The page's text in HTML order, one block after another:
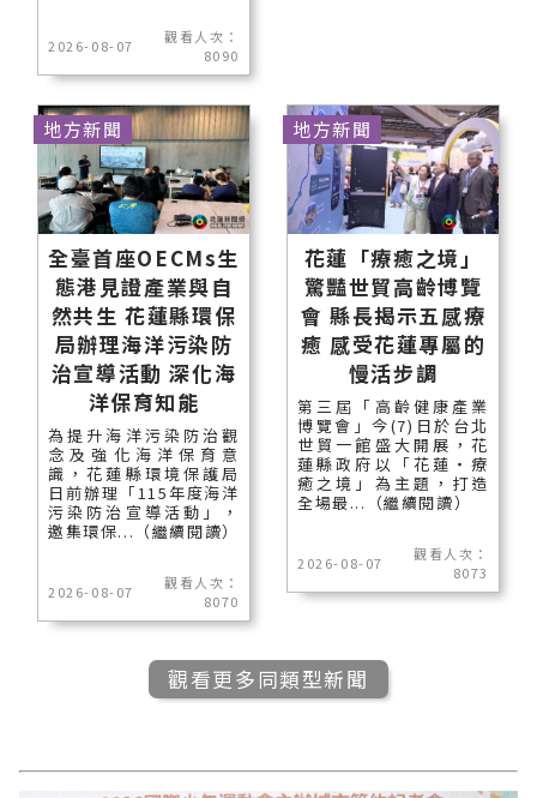
2026-08-07
觀看人次：
8090
全臺首座OECMs生
態港見證產業與自
然共生 花蓮縣環保
局辦理海洋污染防
治宣導活動 深化海
洋保育知能
為提升海洋污染防治觀
念及強化海洋保育意
識，花蓮縣環境保護局
日前辦理「115年度海洋
污染防治宣導活動」，
邀集環保...（繼續閱讀）
2026-08-07
觀看人次：
8070
地方新聞
花蓮「療癒之境」
驚豔世貿高齡博覽
會 縣長揭示五感療
癒 感受花蓮專屬的
慢活步調
第三屆「高齡健康產業
博覽會」今(7)日於台北
世貿一館盛大開展，花
蓮縣政府以「花蓮‧療
癒之境」為主題，打造
全場最...（繼續閱讀）
2026-08-07
觀看人次：
8073
地方新聞
觀看更多同類型新聞